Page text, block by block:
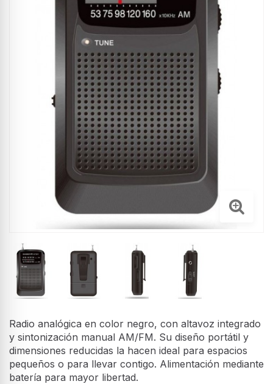
Radio analógica en color negro, con altavoz integrado
y sintonización manual AM/FM. Su diseño portátil y
dimensiones reducidas la hacen ideal para espacios
pequeños o para llevar contigo. Alimentación mediante
batería para mayor libertad.